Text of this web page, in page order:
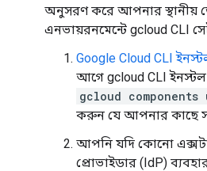
অনুসরণ করে আপনার স্থানীয়
এনভায়রনমেন্টে gcloud CLI
Google Cloud CLI
আগে gcloud CLI
gcloud components
করুন যে আপনার কাছে
আপনি যদি কোনো
প্রোভাইডার (IdP)